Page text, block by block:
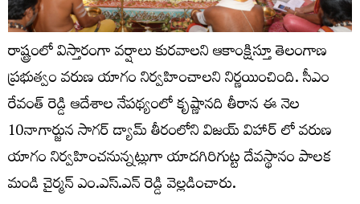
రాష్ట్రంలో విస్తారంగా వర్షాలు కురవాలని ఆకాంక్షిస్తూ తెలంగాణ
ప్రభుత్వం వరుణ యాగం నిర్వహించాలని నిర్ణయించింది. సీఎం
రేవంత్ రెడ్డి ఆదేశాల నేపథ్యంలో కృష్ణానది తీరాన ఈ నెల
10నాగార్జున సాగర్ డ్యామ్ తీరంలోని విజయ్ విహార్ లో వరుణ
యాగం నిర్వహించనున్నట్లుగా యాదగిరిగుట్ట దేవస్థానం పాలక
మండి చైర్మన్ ఎం.ఎస్.ఎన్ రెడ్డి వెల్లడించారు.